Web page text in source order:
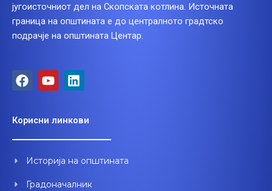
југоисточниот дел на Скопската котлина. Источната
граница на општината е до централното градтско
подрачје на општината Центар.
F
a
b
o
k
Y
o
u
b
L
i
e
d
n
Корисни линкови
Историја на општината
Градоначалник